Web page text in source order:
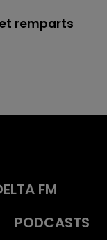
remparts
FM
PODCASTS